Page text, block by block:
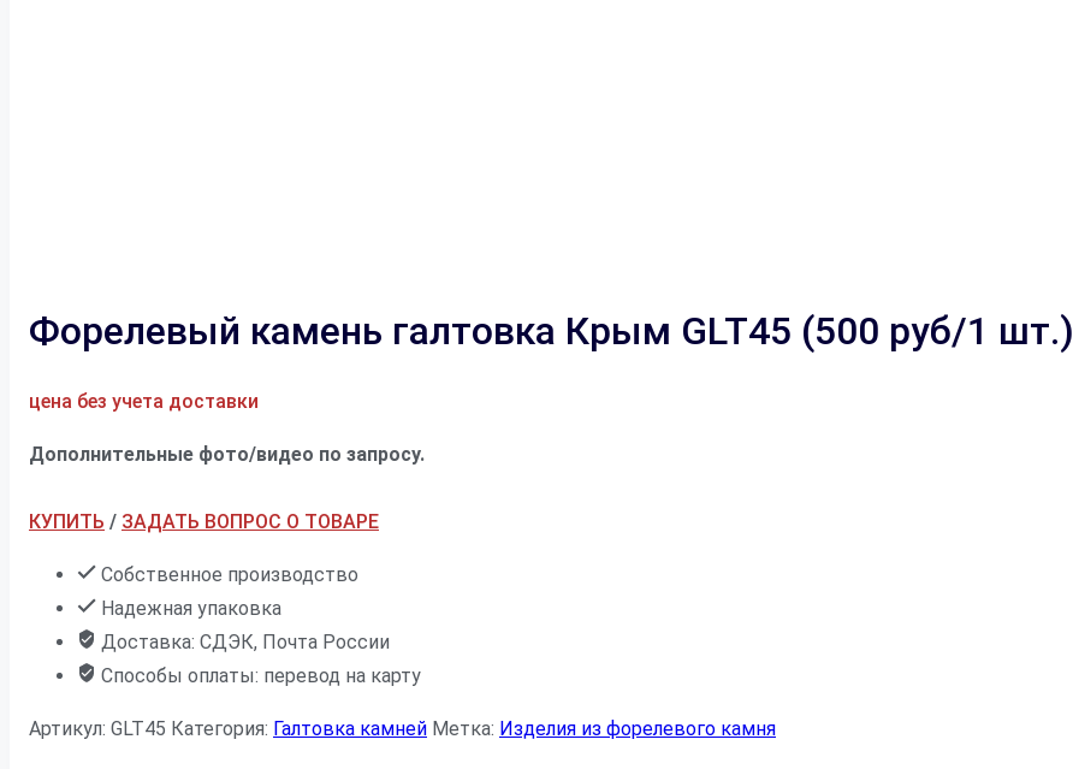
Форелевый камень галтовка Крым GLT45 (500 руб/1 шт.)
цена без учета доставки
Дополнительные фото/видео по запросу.
КУПИТЬ / ЗАДАТЬ ВОПРОС О ТОВАРЕ
Собственное производство
Надежная упаковка
Доставка: СДЭК, Почта России
Способы оплаты: перевод на карту
Артикул: GLT45 Категория: Галтовка камней Метка: Изделия из форелевого камня